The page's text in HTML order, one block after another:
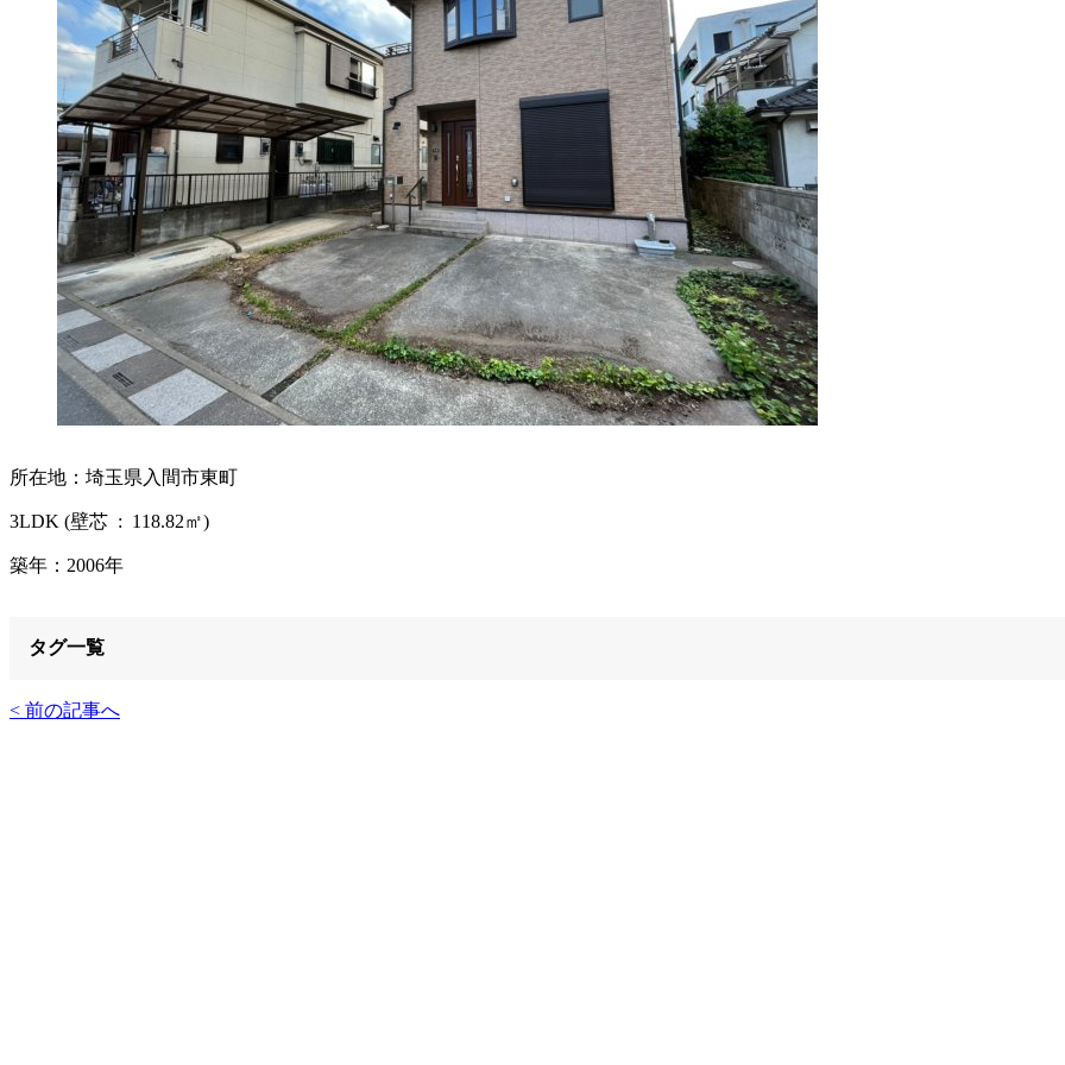
所在地：埼玉県入間市東町
3LDK (壁芯 : 118.82㎡)
築年：2006年
タグ一覧
< 前の記事へ